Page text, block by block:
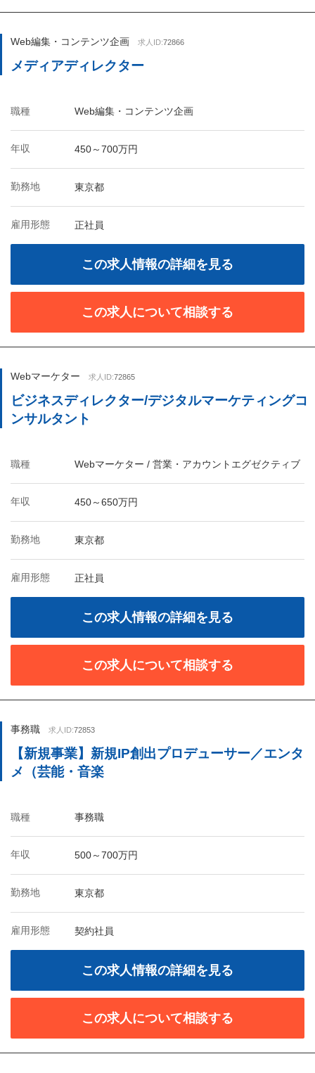
Web編集・コンテンツ企画 求人ID:72866
メディアディレクター
職種 Web編集・コンテンツ企画
年収 450～700万円
勤務地 東京都
雇用形態 正社員
この求人情報の詳細を見る
この求人について相談する
Webマーケター 求人ID:72865
ビジネスディレクター/デジタルマーケティングコ
ンサルタント
職種 Webマーケター / 営業・アカウントエグゼクティブ
年収 450～650万円
勤務地 東京都
雇用形態 正社員
この求人情報の詳細を見る
この求人について相談する
事務職 求人ID:72853
【新規事業】新規IP創出プロデューサー／エンタ
メ（芸能・音楽
職種 事務職
年収 500～700万円
勤務地 東京都
雇用形態 契約社員
この求人情報の詳細を見る
この求人について相談する